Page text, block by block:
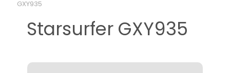
Starsurfer GXY935